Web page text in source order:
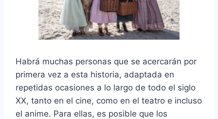
Habrá muchas personas que se acercarán por
primera vez a esta historia, adaptada en
repetidas ocasiones a lo largo de todo el siglo
XX, tanto en el cine, como en el teatro e incluso
el anime. Para ellas, es posible que los